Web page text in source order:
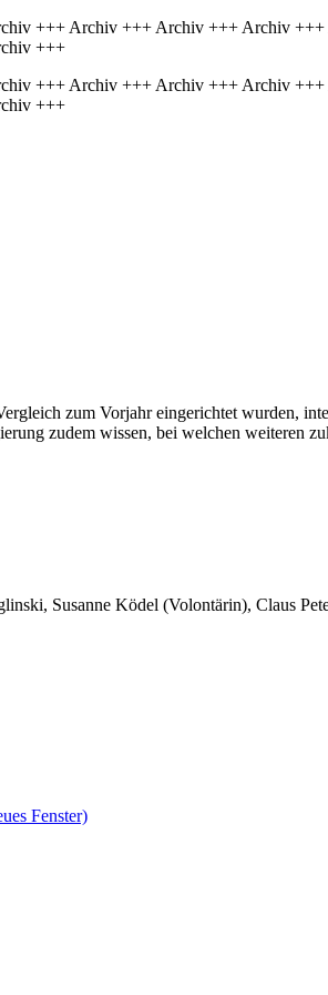
+++ Archiv +++ Archiv +++ Archiv
+++
+++ Archiv +++ Archiv +++ Archiv
+++
zum Vorjahr eingerichtet wurden,
zudem wissen, bei welchen weiteren
Susanne Ködel (Volontärin), Claus
Fenster)